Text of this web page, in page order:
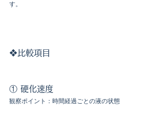
す。
❖比較項目
① 硬化速度
観察ポイント：時間経過ごとの液の状態